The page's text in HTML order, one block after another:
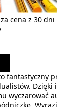
cena z 30
fantastyczny
Dzięki
wyczarować